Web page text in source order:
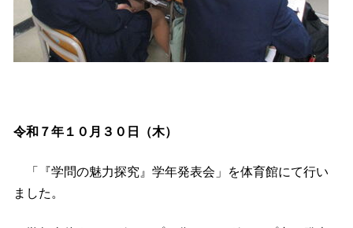
令和７年１０月３０日（木）
「『学問の魅力探究』学年発表会」を体育館にて行い
ました。